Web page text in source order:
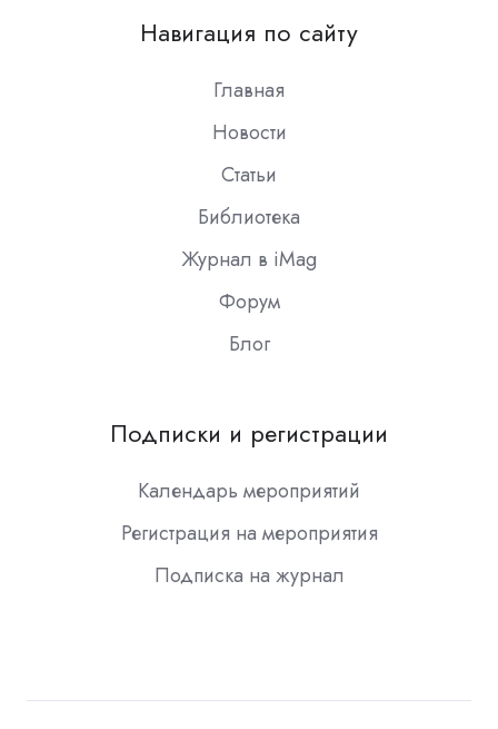
Slack
Навигация по сайту
Главная
Новости
Статьи
Библиотека
Журнал в iMag
Форум
Блог
Подписки и регистрации
Календарь мероприятий
Регистрация на мероприятия
Подписка на журнал